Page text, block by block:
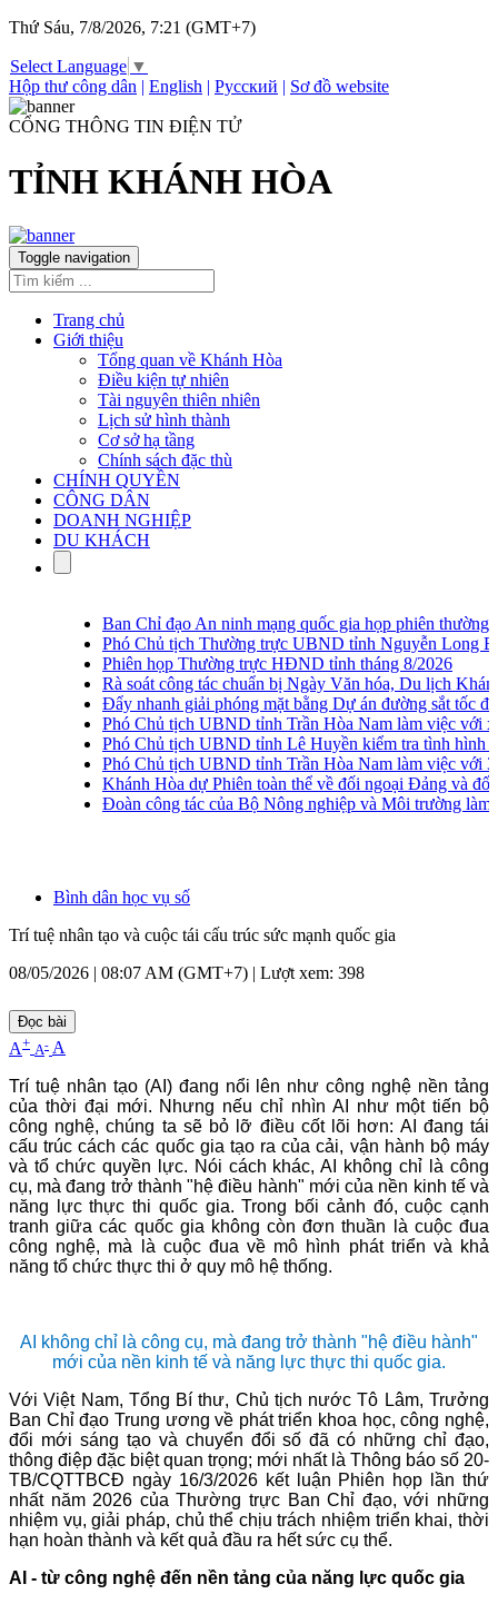
Thứ Sáu, 7/8/2026, 7:21 (GMT+7)
Select Language ▼
Hộp thư công dân | English | Русский | Sơ đồ website
CỔNG THÔNG TIN ĐIỆN TỬ
TỈNH KHÁNH HÒA
Toggle navigation
Trang chủ
Giới thiệu
Tổng quan về Khánh Hòa
Điều kiện tự nhiên
Tài nguyên thiên nhiên
Lịch sử hình thành
Cơ sở hạ tầng
Chính sách đặc thù
CHÍNH QUYỀN
CÔNG DÂN
DOANH NGHIỆP
DU KHÁCH
Ban Chỉ đạo An ninh mạng quốc gia họp phiên thường kỳ
Phó Chủ tịch Thường trực UBND tỉnh Nguyễn Long
Phiên họp Thường trực HĐND tỉnh tháng 8/2026
Rà soát công tác chuẩn bị Ngày Văn hóa, Du lịch Khánh
Đẩy nhanh giải phóng mặt bằng Dự án đường sắt tốc độ
Phó Chủ tịch UBND tỉnh Trần Hòa Nam làm việc với xã
Phó Chủ tịch UBND tỉnh Lê Huyền kiểm tra tình hình
Phó Chủ tịch UBND tỉnh Trần Hòa Nam làm việc với 3
Khánh Hòa dự Phiên toàn thể về đối ngoại Đảng và đối
Đoàn công tác của Bộ Nông nghiệp và Môi trường làm
Bình dân học vụ số
Trí tuệ nhân tạo và cuộc tái cấu trúc sức mạnh quốc gia
08/05/2026 | 08:07 AM (GMT+7) | Lượt xem: 398
Đọc bài
A+ A- A
Trí tuệ nhân tạo (AI) đang nổi lên như công nghệ nền tảng
của thời đại mới. Nhưng nếu chỉ nhìn AI như một tiến bộ
công nghệ, chúng ta sẽ bỏ lỡ điều cốt lõi hơn: AI đang tái
cấu trúc cách các quốc gia tạo ra của cải, vận hành bộ máy
và tổ chức quyền lực. Nói cách khác, AI không chỉ là công
cụ, mà đang trở thành "hệ điều hành" mới của nền kinh tế và
năng lực thực thi quốc gia. Trong bối cảnh đó, cuộc cạnh
tranh giữa các quốc gia không còn đơn thuần là cuộc đua
công nghệ, mà là cuộc đua về mô hình phát triển và khả
năng tổ chức thực thi ở quy mô hệ thống.
AI không chỉ là công cụ, mà đang trở thành "hệ điều hành"
mới của nền kinh tế và năng lực thực thi quốc gia.
Với Việt Nam, Tổng Bí thư, Chủ tịch nước Tô Lâm, Trưởng
Ban Chỉ đạo Trung ương về phát triển khoa học, công nghệ,
đổi mới sáng tạo và chuyển đổi số đã có những chỉ đạo,
thông điệp đặc biệt quan trọng; mới nhất là Thông báo số 20-
TB/CQTTBCĐ ngày 16/3/2026 kết luận Phiên họp lần thứ
nhất năm 2026 của Thường trực Ban Chỉ đạo, với những
nhiệm vụ, giải pháp, chủ thể chịu trách nhiệm triển khai, thời
hạn hoàn thành và kết quả đầu ra hết sức cụ thể.
AI - từ công nghệ đến nền tảng của năng lực quốc gia